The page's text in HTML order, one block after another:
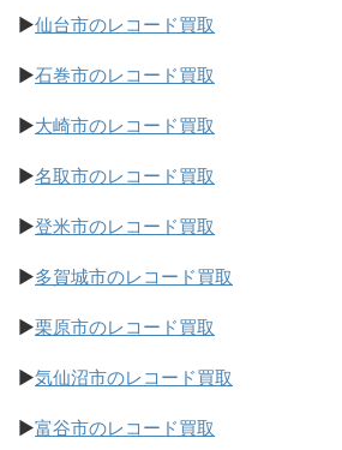
▶仙台市のレコード買取
▶石巻市のレコード買取
▶大崎市のレコード買取
▶名取市のレコード買取
▶登米市のレコード買取
▶多賀城市のレコード買取
▶栗原市のレコード買取
▶気仙沼市のレコード買取
▶富谷市のレコード買取